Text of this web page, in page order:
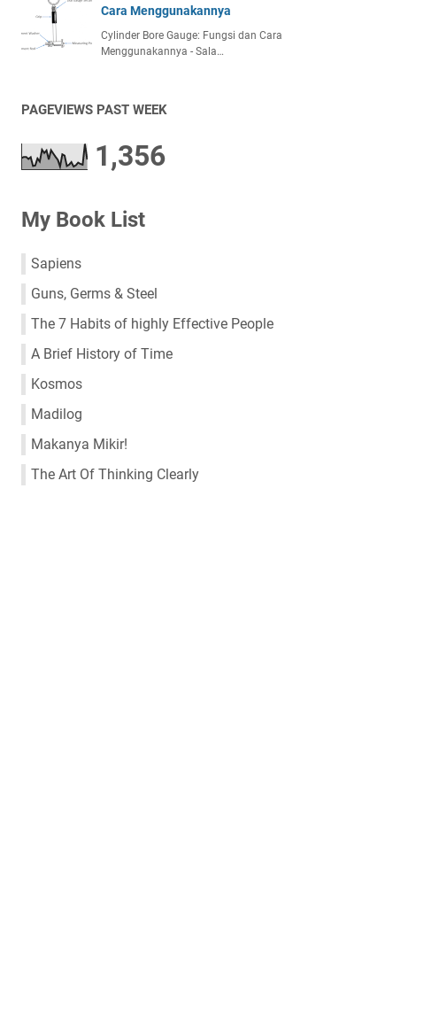
Cara Menggunakannya
Cylinder Bore Gauge: Fungsi dan Cara
Menggunakannya - Sala…
PAGEVIEWS PAST WEEK
1,356
My Book List
Sapiens
Guns, Germs & Steel
The 7 Habits of highly Effective People
A Brief History of Time
Kosmos
Madilog
Makanya Mikir!
The Art Of Thinking Clearly